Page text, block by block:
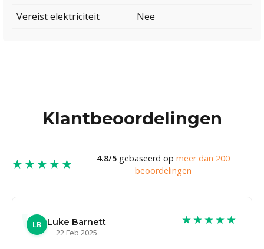
Vereist elektriciteit
Nee
Klantbeoordelingen
★★★★★ 4.8/5gebaseerd op meer dan 200
beoordelingen
LB
Luke Barnett
22 Feb 2025
★★★★★